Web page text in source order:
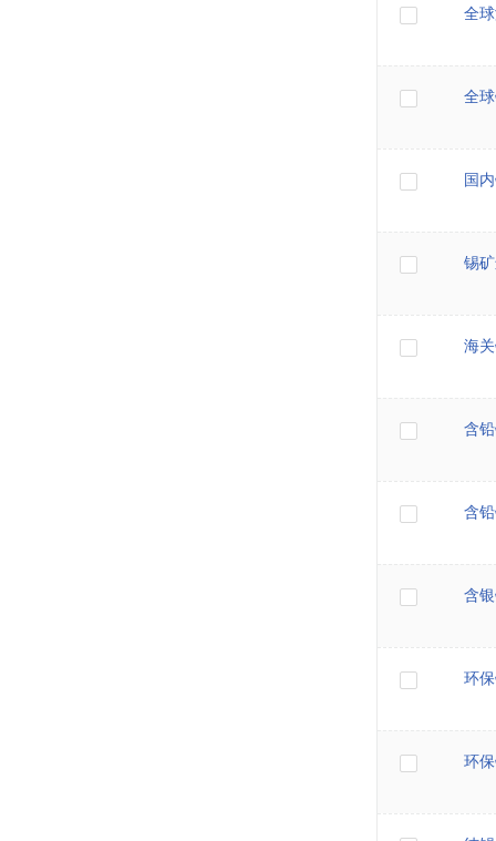
全
全
国
锡
海
含
含
含
环
环